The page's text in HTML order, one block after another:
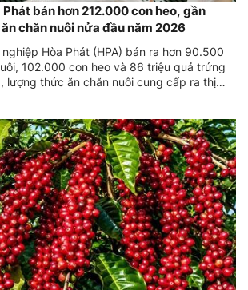
bán hơn 212.000 con heo, gần
chăn nuôi nửa đầu năm 2026
Hòa Phát (HPA) bán ra hơn 90.500
102.000 con heo và 86 triệu quả trứng
lượng thức ăn chăn nuôi cung cấp ra thị